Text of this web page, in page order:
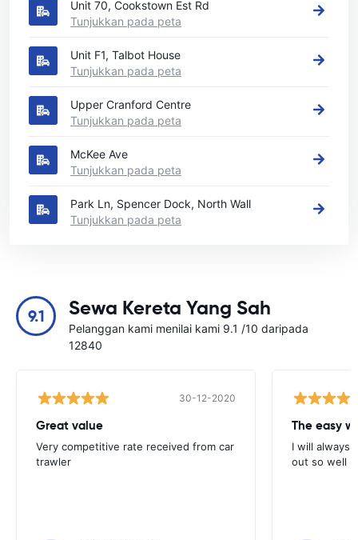
Unit 70, Cookstown Est Rd
Tunjukkan pada peta
Unit F1, Talbot House
Tunjukkan pada peta
Upper Cranford Centre
Tunjukkan pada peta
McKee Ave
Tunjukkan pada peta
Park Ln, Spencer Dock, North Wall
Tunjukkan pada peta
9.1 Sewa Kereta Yang Sah
Pelanggan kami menilai kami 9.1 /10 daripada
12840
30-12-2020
Great value
Very competitive rate received from car
trawler
I will always
out so well